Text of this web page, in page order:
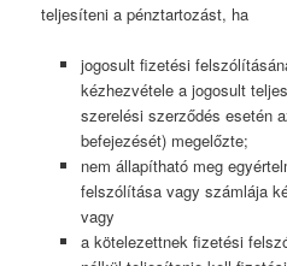
teljesíteni a pénztartozást, ha
jogosult fizetési
kézhezvétele a jogosult
szerelési szerződés esetén
befejezését) megelőzte;
nem állapítható meg
felszólítása vagy számlája
vagy
a kötelezettnek fizetési